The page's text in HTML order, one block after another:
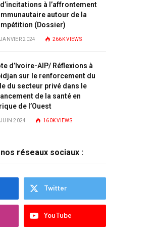
à l’affrontement
autour de la
(Dossier)
2024 266KVIEWS
d’Ivoire-AIP/ Réflexions à
sur le renforcement du
du secteur privé dans le
de la santé en
de l’Ouest
2024 160KVIEWS
réseaux sociaux :
Twitter
YouTube